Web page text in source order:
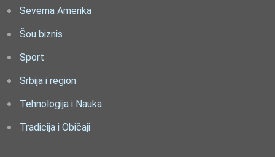
Severna Amerika
Šou biznis
Sport
Srbija i region
Tehnologija i Nauka
Tradicija i Običaji